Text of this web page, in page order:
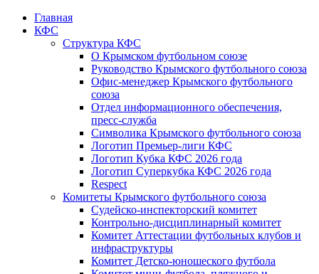
Главная
КФС
Структура КФС
О Крымском футбольном союзе
Руководство Крымского футбольного союза
Офис-менеджер Крымского футбольного
союза
Отдел информационного обеспечения,
пресс-служба
Символика Крымского футбольного союза
Логотип Премьер-лиги КФС
Логотип Кубка КФС 2026 года
Логотип Суперкубка КФС 2026 года
Respect
Комитеты Крымского футбольного союза
Судейско-инспекторский комитет
Контрольно-дисциплинарный комитет
Комитет Аттестации футбольных клубов и
инфраструктуры
Комитет Детско-юношеского футбола